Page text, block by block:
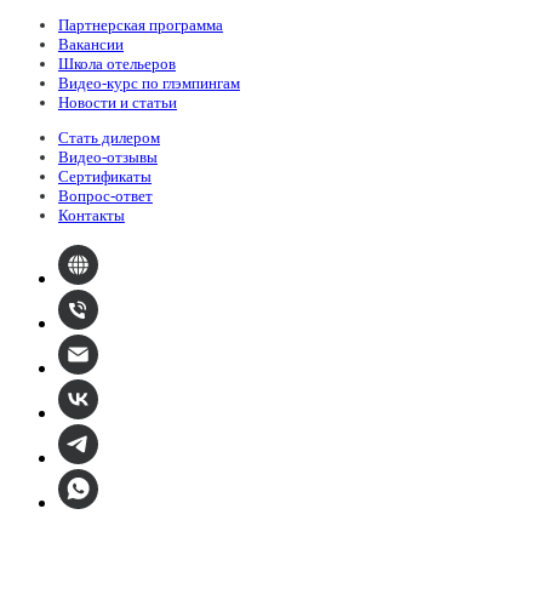
Партнерская программа
Вакансии
Школа отельеров
Видео-курс по глэмпингам
Новости и статьи
Стать дилером
Видео-отзывы
Сертификаты
Вопрос-ответ
Контакты